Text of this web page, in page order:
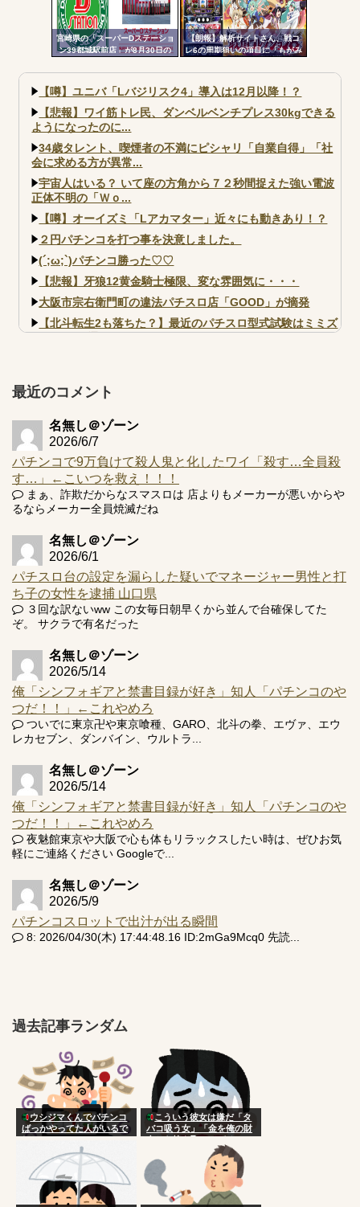
宮崎県の「スーパーDステーショ
ン39都城駅前店」が8月30日の
【朗報】解析サイトさん、戦コ
レ6の周期狙いの項目に「もがみ
【噂】ユニバ「Lバジリスク4」導入は12月以降！？
【悲報】ワイ筋トレ民、ダンベルベンチプレス30kgできる
ようになったのに...
34歳タレント、喫煙者の不満にピシャリ「自業自得」「社
会に求める方が異常...
宇宙人はいる？ いて座の方角から７２秒間捉えた強い電波
正体不明の「Ｗｏ...
【噂】オーイズミ「Lアカマター」近々にも動きあり！？
２円パチンコを打つ事を決意しました。
(´;ω;`)パチンコ勝った♡♡
【悲報】牙狼12黄金騎士極限、変な雰囲気に・・・
大阪市宗右衛門町の違法パチスロ店「GOOD」が摘発
【北斗転生2も落ちた？】最近のパチスロ型式試験はミミズ
アズールレーン スロット評価はコイン持ちの悪い疑似ボ天
Powered by livedoor 相互RSS
最近のコメント
名無し＠ゾーン
2026/6/7
パチンコで9万負けて殺人鬼と化したワイ「殺す…全員殺
す…」←こいつを救え！！！
まぁ、詐欺だからなスマスロは 店よりもメーカーが悪いからや
るならメーカー全員焼滅だね
名無し＠ゾーン
2026/6/1
パチスロ台の設定を漏らした疑いでマネージャー男性と打
ち子の女性を逮捕 山口県
３回な訳ないww この女毎日朝早くから並んで台確保してた
ぞ。 サクラで有名だった
名無し＠ゾーン
2026/5/14
俺「シンフォギアと禁書目録が好き」知人「パチンコのや
つだ！！」←これやめろ
ついでに東京卍や東京喰種、GARO、北斗の拳、エヴァ、エウ
レカセブン、ダンバイン、ウルトラ...
名無し＠ゾーン
2026/5/14
俺「シンフォギアと禁書目録が好き」知人「パチンコのや
つだ！！」←これやめろ
夜魅館東京や大阪で心も体もリラックスしたい時は、ぜひお気
軽にご連絡ください Googleで...
名無し＠ゾーン
2026/5/9
パチンコスロットで出汁が出る瞬間
8: 2026/04/30(木) 17:44:48.16 ID:2mGa9Mcq0 先読...
過去記事ランダム
ウシジマくんでパチンコ
ばっかやってた人がいるで
しょ
こういう彼女は嫌だ「タ
バコ吸う女」「金を俺の財
布から抜き取ってパチンコ
する女」「日常的に殴って
くる女」